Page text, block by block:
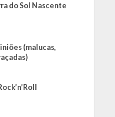
do Sol Nascente
(malucas,